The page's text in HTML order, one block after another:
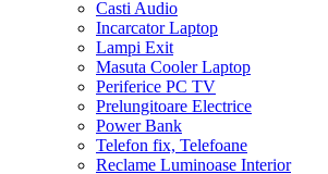
Casti Audio
Incarcator Laptop
Lampi Exit
Masuta Cooler Laptop
Periferice PC TV
Prelungitoare Electrice
Power Bank
Telefon fix, Telefoane
Reclame Luminoase Interior